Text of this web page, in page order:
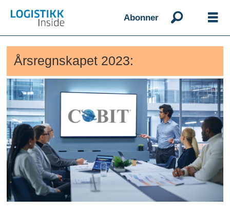
Abonner
Årsregnskapet 2023: